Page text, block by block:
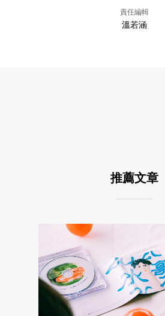
責任編輯
溫若涵
推薦文章